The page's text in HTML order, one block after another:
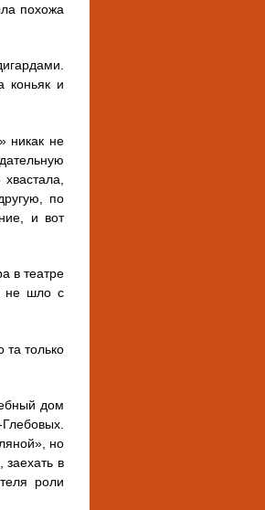
похожа
коньяк и
никак не
по
и вот
в театре
не шло с
та только
дом
но
в
роли